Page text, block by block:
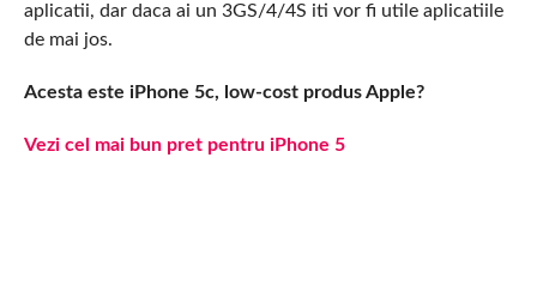
aplicatii, dar daca ai un 3GS/4/4S iti vor fi utile aplicatiile
de mai jos.
Acesta este iPhone 5c, low-cost produs Apple?
Vezi cel mai bun pret pentru iPhone 5